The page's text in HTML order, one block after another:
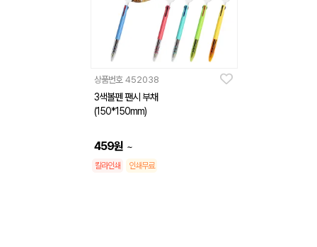
상품번호 452038
3색볼펜 팬시 부채
(150*150mm)
459원 ~
칼라인쇄 인쇄무료